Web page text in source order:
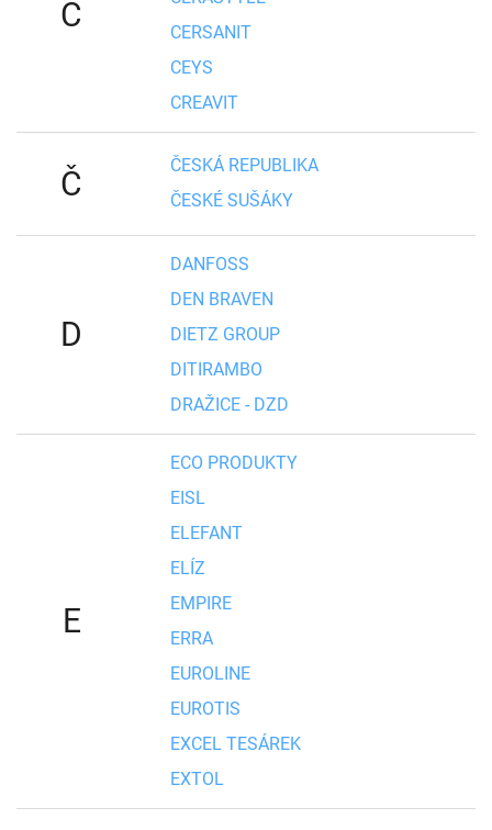
C
CERSANIT
CEYS
CREAVIT
Č
ČESKÁ REPUBLIKA
ČESKÉ SUŠÁKY
D
DANFOSS
DEN BRAVEN
DIETZ GROUP
DITIRAMBO
DRAŽICE - DZD
E
ECO PRODUKTY
EISL
ELEFANT
ELÍZ
EMPIRE
ERRA
EUROLINE
EUROTIS
EXCEL TESÁREK
EXTOL